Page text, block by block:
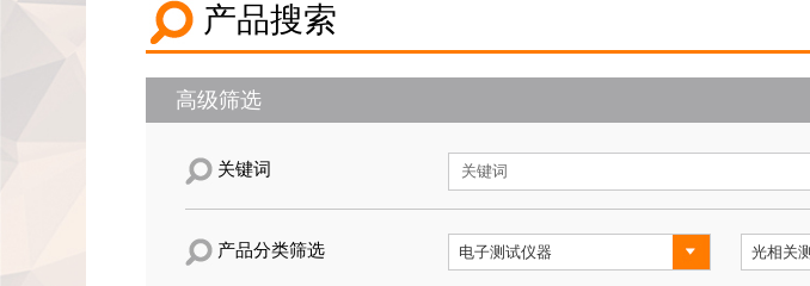
产品搜索
高级筛选
关键词
产品分类筛选